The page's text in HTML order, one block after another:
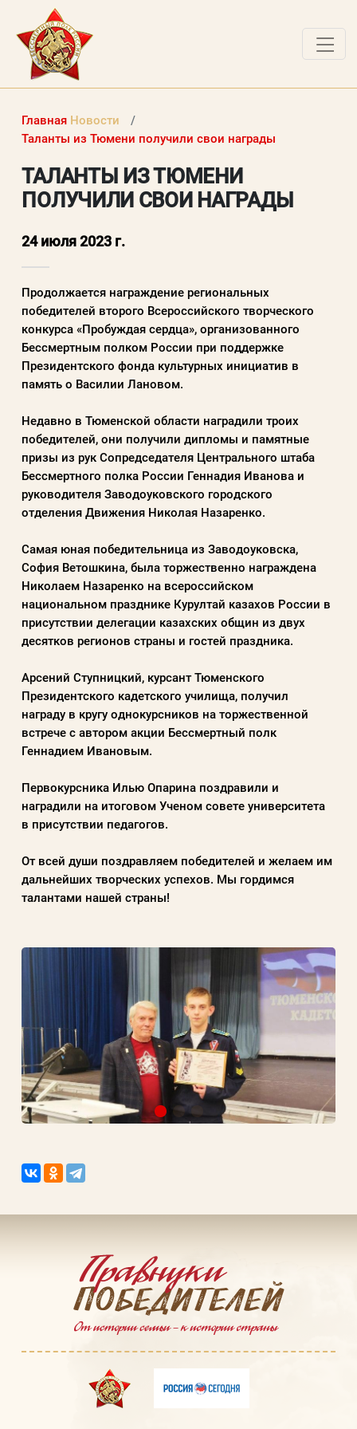
НОВОСТИ
РАБОТЫ ПОБЕДИТЕЛЕЙ
ВОПРОСЫ
ВХОД В ЛИЧНЫЙ КАБИНЕТ
Логин (электронная почта)
Пароль
Заполняя данную форму вы соглашаетесь с
политикой конфиденциальности
сайта
Регистрация Забыли пароль?
Главная Новости
Таланты из Тюмени получили свои награды
ТАЛАНТЫ ИЗ ТЮМЕНИ
ПОЛУЧИЛИ СВОИ НАГРАДЫ
24 июля 2023 г.
Продолжается награждение региональных
победителей второго Всероссийского творческого
конкурса «Пробуждая сердца», организованного
Бессмертным полком России при поддержке
Президентского фонда культурных инициатив в
память о Василии Лановом.
Недавно в Тюменской области наградили троих
победителей, они получили дипломы и памятные
призы из рук Сопредседателя Центрального штаба
Бессмертного полка России Геннадия Иванова и
руководителя Заводоуковского городского
отделения Движения Николая Назаренко.
Самая юная победительница из Заводоуковска,
София Ветошкина, была торжественно награждена
Николаем Назаренко на всероссийском
национальном празднике Курултай казахов России в
присутствии делегации казахских общин из двух
десятков регионов страны и гостей праздника.
Арсений Ступницкий, курсант Тюменского
Президентского кадетского училища, получил
награду в кругу однокурсников на торжественной
встрече с автором акции Бессмертный полк
Геннадием Ивановым.
Первокурсника Илью Опарина поздравили и
наградили на итоговом Ученом совете университета
в присутствии педагогов.
От всей души поздравляем победителей и желаем им
дальнейших творческих успехов. Мы гордимся
талантами нашей страны!